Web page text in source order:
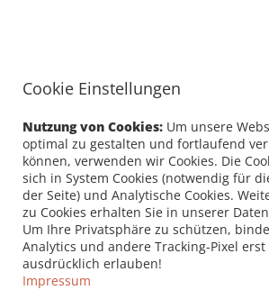
Cookie Einstellungen
Nutzung von Cookies: Um unsere
optimal zu gestalten und fortlaufend
können, verwenden wir Cookies. Die
sich in System Cookies (notwendig für
der Seite) und Analytische Cookies.
zu Cookies erhalten Sie in unserer
Um Ihre Privatsphäre zu schützen,
Analytics und andere Tracking-Pixel erst
ausdrücklich erlauben!
Impressum
Seminarbuchung
PERSÖNLICHE DATEN /
RECHNUNGSANSCHRIFT
Firma
Vorname *